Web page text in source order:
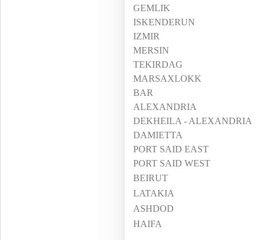
GEMLIK
ISKENDERUN
IZMIR
MERSIN
TEKIRDAG
MARSAXLOKK
BAR
ALEXANDRIA
DEKHEILA - ALEXANDRIA
DAMIETTA
PORT SAID EAST
PORT SAID WEST
BEIRUT
LATAKIA
ASHDOD
HAIFA